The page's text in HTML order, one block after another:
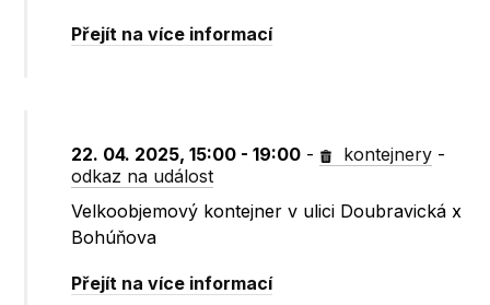
Přejít na více informací
22. 04. 2025, 15:00 - 19:00 - kontejnery -
odkaz na událost
Velkoobjemový kontejner v ulici Doubravická x
Bohúňova
Přejít na více informací